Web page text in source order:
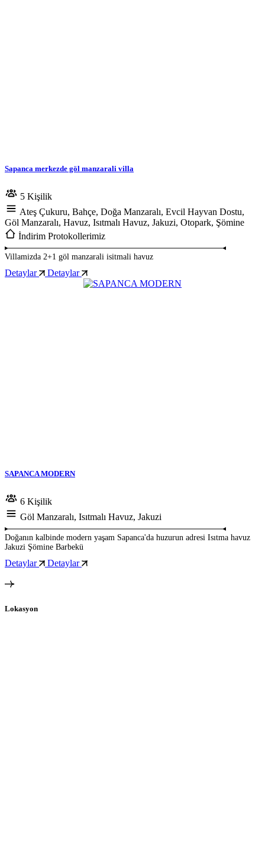
Sapanca merkezde göl manzarali villa
5 Kişilik
Ateş Çukuru, Bahçe, Doğa Manzaralı, Evcil Hayvan Dostu,
Göl Manzaralı, Havuz, Isıtmalı Havuz, Jakuzi, Otopark, Şömine
İndirim Protokollerimiz
Villamizda 2+1 göl manzarali isitmali havuz
Detaylar Detaylar
SAPANCA MODERN
6 Kişilik
Göl Manzaralı, Isıtmalı Havuz, Jakuzi
Doğanın kalbinde modern yaşam Sapanca'da huzurun adresi Isıtma havuz
Jakuzi Şömine Barbekü
Detaylar Detaylar
Lokasyon